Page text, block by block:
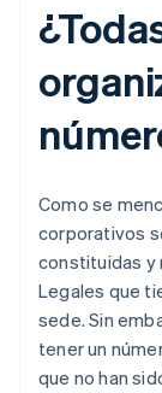
Como se
corporativos
constituidas y
Legales que
sede. Sin
tener un
que no han